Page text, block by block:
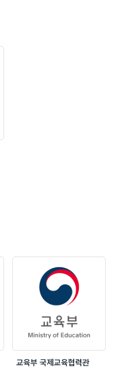
교육부 국제교육협력관